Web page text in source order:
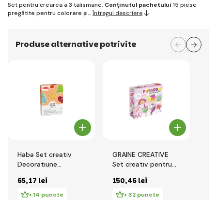
Set pentru crearea a 3 talismane. Conținutul pachetului 15 piese
pregătite pentru colorare și… Întregul descriere
Produse alternative potrivite
Haba Set creativ
Decoratiune
si brad
65,17 lei
+ 14 puncte
GRAINE CREATIVE
Set creativ pentru
de cauciuc pentru
creioane Unicorni
150,46 lei
+ 32 puncte